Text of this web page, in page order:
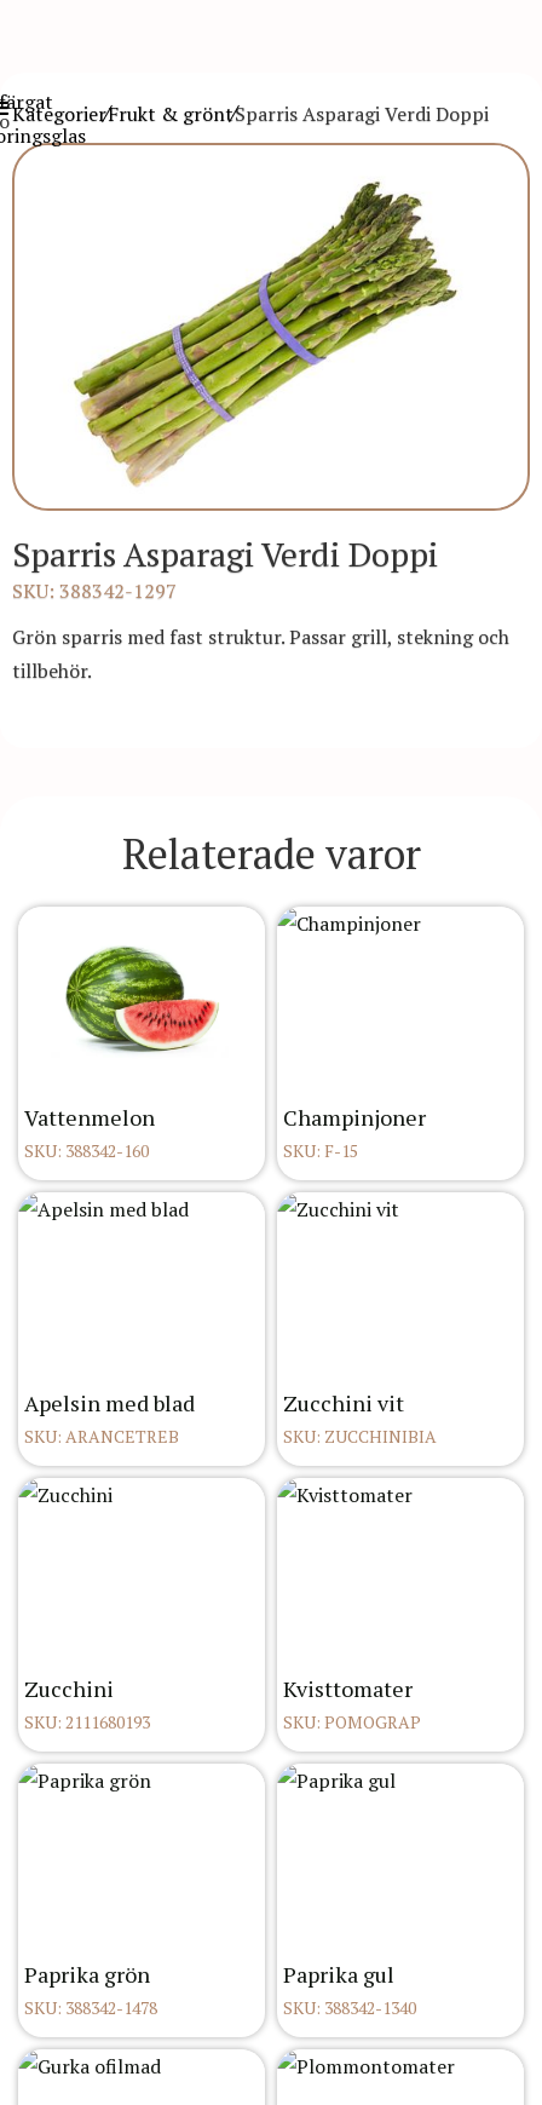
KategorierFrukt & gröntSparris Asparagi Verdi Doppi
Sparris Asparagi Verdi Doppi
SKU: 388342-1297
Grön sparris med fast struktur. Passar grill, stekning och
tillbehör.
Relaterade varor
Vattenmelon
SKU: 388342-160
Champinjoner
SKU: F-15
Apelsin med blad
SKU: ARANCETREB
Zucchini vit
SKU: ZUCCHINIBIA
Zucchini
SKU: 2111680193
Kvisttomater
SKU: POMOGRAP
Paprika grön
SKU: 388342-1478
Paprika gul
SKU: 388342-1340